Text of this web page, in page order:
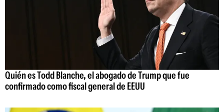
Quién es Todd Blanche, el abogado de Trump que fue
confirmado como fiscal general de EEUU